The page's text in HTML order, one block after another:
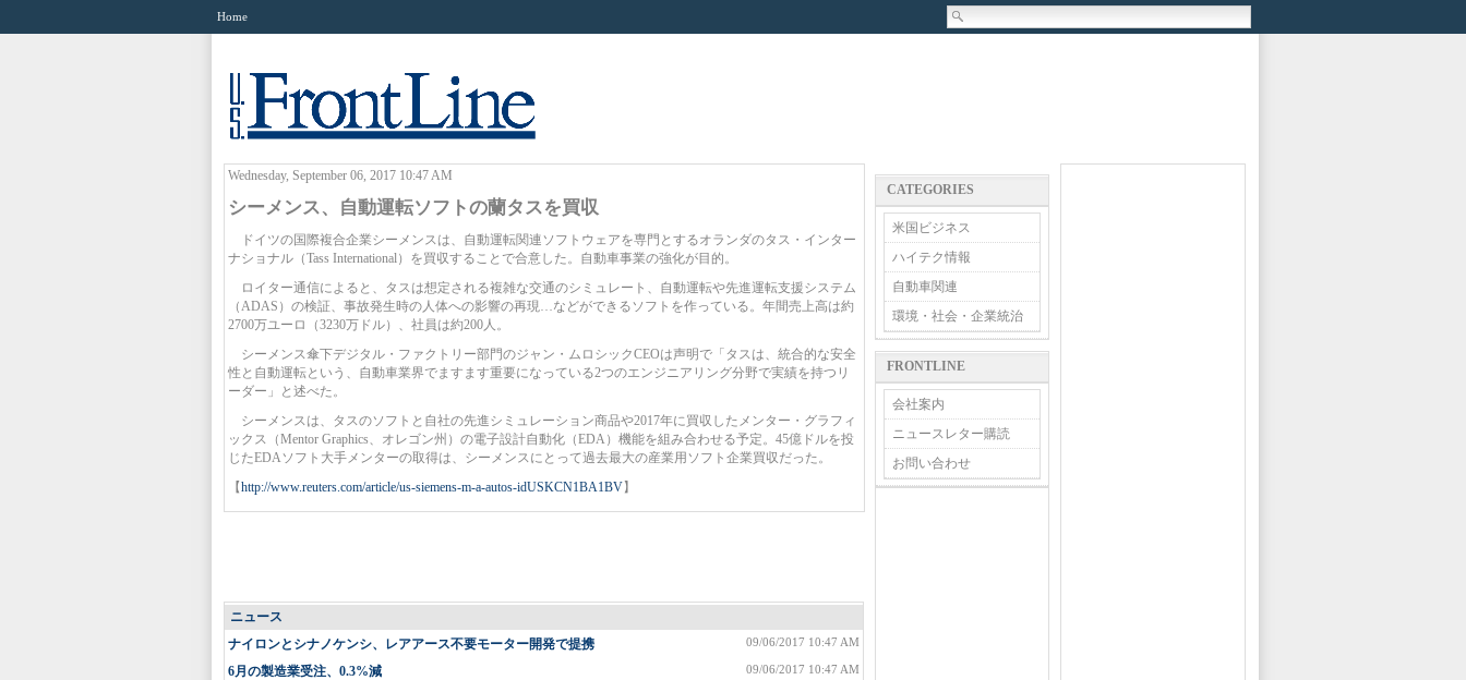
Home
Wednesday, September 06, 2017 10:47 AM
シーメンス、自動運転ソフトの蘭タスを買収
ドイツの国際複合企業シーメンスは、自動運転関連ソフトウェアを専門とするオランダのタス・インター
ナショナル（Tass International）を買収することで合意した。自動車事業の強化が目的。
ロイター通信によると、タスは想定される複雑な交通のシミュレート、自動運転や先進運転支援システム
（ADAS）の検証、事故発生時の人体への影響の再現…などができるソフトを作っている。年間売上高は約
2700万ユーロ（3230万ドル）、社員は約200人。
シーメンス傘下デジタル・ファクトリー部門のジャン・ムロシックCEOは声明で「タスは、統合的な安全
性と自動運転という、自動車業界でますます重要になっている2つのエンジニアリング分野で実績を持つリ
ーダー」と述べた。
シーメンスは、タスのソフトと自社の先進シミュレーション商品や2017年に買収したメンター・グラフィ
ックス（Mentor Graphics、オレゴン州）の電子設計自動化（EDA）機能を組み合わせる予定。45億ドルを投
じたEDAソフト大手メンターの取得は、シーメンスにとって過去最大の産業用ソフト企業買収だった。
【http://www.reuters.com/article/us-siemens-m-a-autos-idUSKCN1BA1BV】
ニュース
09/06/2017 10:47 AM
ナイロンとシナノケンシ、レアアース不要モーター開発で提携
09/06/2017 10:47 AM
6月の製造業受注、0.3%減
CATEGORIES
米国ビジネス
ハイテク情報
自動車関連
環境・社会・企業統治
FRONTLINE
会社案内
ニュースレター購読
お問い合わせ